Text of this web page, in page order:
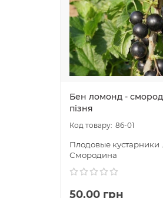
Бен ломонд -
пізня
86-01
Плодовые кустарники
Смородина
50.00 грн